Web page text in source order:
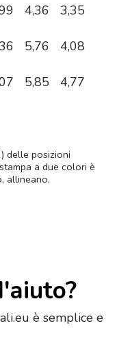
4,36 3,35
5,76 4,08
5,85 4,77
delle posizioni
a due colori è
allineano,
è semplice e